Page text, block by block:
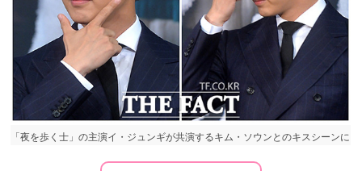
「夜を歩く士」の主演イ・ジュンギが共演するキム・ソウンとのキスシーンに